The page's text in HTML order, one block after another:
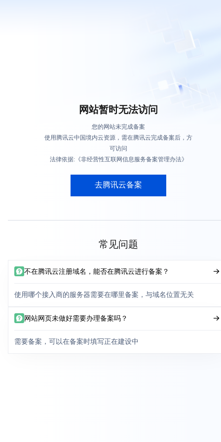
网站暂时无法访问
您的网站未完成备案
使用腾讯云中国境内云资源，需在腾讯云完成备案后，方
可访问
法律依据:《非经营性互联网信息服务备案管理办法》
去腾讯云备案
常见问题
不在腾讯云注册域名，能否在腾讯云进行备案？
使用哪个接入商的服务器需要在哪里备案，与域名位置无关
网站网页未做好需要办理备案吗？
需要备案，可以在备案时填写正在建设中